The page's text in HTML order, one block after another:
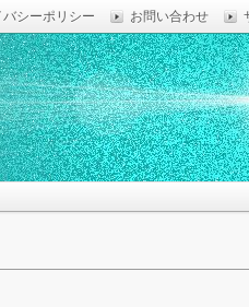
バシーポリシー お問い合わせ
す。